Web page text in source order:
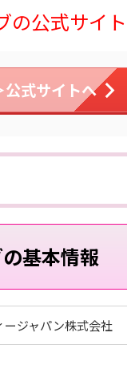
の公式サイ
公式サイトへ
基本情報
ージャパン株式会社